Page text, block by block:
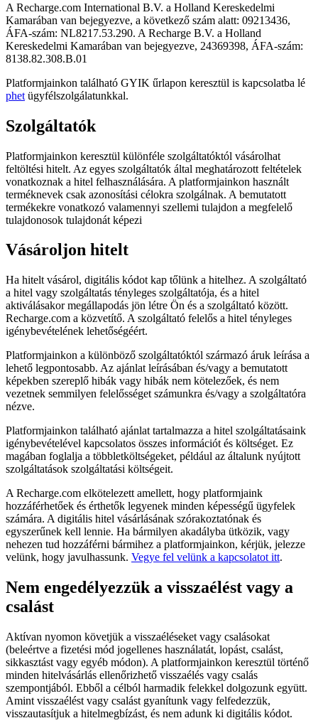
A Recharge.com International B.V. a Holland Kereskedelmi
Kamarában van bejegyezve, a következő szám alatt: 09213436,
ÁFA-szám: NL8217.53.290. A Recharge B.V. a Holland
Kereskedelmi Kamarában van bejegyezve, 24369398, ÁFA-szám:
8138.82.308.B.01
Platformjainkon található GYIK űrlapon keresztül is kapcsolatba lé
phet ügyfélszolgálatunkkal.
Szolgáltatók
Platformjainkon keresztül különféle szolgáltatóktól vásárolhat
feltöltési hitelt. Az egyes szolgáltatók által meghatározott feltételek
vonatkoznak a hitel felhasználására. A platformjainkon használt
terméknevek csak azonosítási célokra szolgálnak. A bemutatott
termékekre vonatkozó valamennyi szellemi tulajdon a megfelelő
tulajdonosok tulajdonát képezi
Vásároljon hitelt
Ha hitelt vásárol, digitális kódot kap tőlünk a hitelhez. A szolgáltató
a hitel vagy szolgáltatás tényleges szolgáltatója, és a hitel
aktiválásakor megállapodás jön létre Ön és a szolgáltató között.
Recharge.com a közvetítő. A szolgáltató felelős a hitel tényleges
igénybevételének lehetőségéért.
Platformjainkon a különböző szolgáltatóktól származó áruk leírása a
lehető legpontosabb. Az ajánlat leírásában és/vagy a bemutatott
képekben szereplő hibák vagy hibák nem kötelezőek, és nem
vezetnek semmilyen felelősséget számunkra és/vagy a szolgáltatóra
nézve.
Platformjainkon található ajánlat tartalmazza a hitel szolgáltatásaink
igénybevételével kapcsolatos összes információt és költséget. Ez
magában foglalja a többletköltségeket, például az általunk nyújtott
szolgáltatások szolgáltatási költségeit.
A Recharge.com elkötelezett amellett, hogy platformjaink
hozzáférhetőek és érthetők legyenek minden képességű ügyfelek
számára. A digitális hitel vásárlásának szórakoztatónak és
egyszerűnek kell lennie. Ha bármilyen akadályba ütközik, vagy
nehezen tud hozzáférni bármihez a platformjainkon, kérjük, jelezze
velünk, hogy javulhassunk. Vegye fel velünk a kapcsolatot itt.
Nem engedélyezzük a visszaélést vagy a
csalást
Aktívan nyomon követjük a visszaéléseket vagy csalásokat
(beleértve a fizetési mód jogellenes használatát, lopást, csalást,
sikkasztást vagy egyéb módon). A platformjainkon keresztül történő
minden hitelvásárlás ellenőrizhető visszaélés vagy csalás
szempontjából. Ebből a célból harmadik felekkel dolgozunk együtt.
Amint visszaélést vagy csalást gyanítunk vagy felfedezzük,
visszautasítjuk a hitelmegbízást, és nem adunk ki digitális kódot.